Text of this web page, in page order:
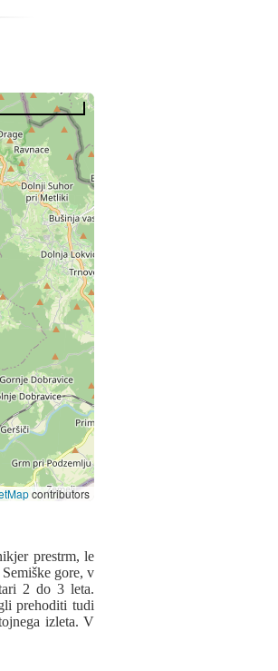
contributors
prestrm, le
gore, v
2 do 3 leta.
prehoditi tudi
izleta. V